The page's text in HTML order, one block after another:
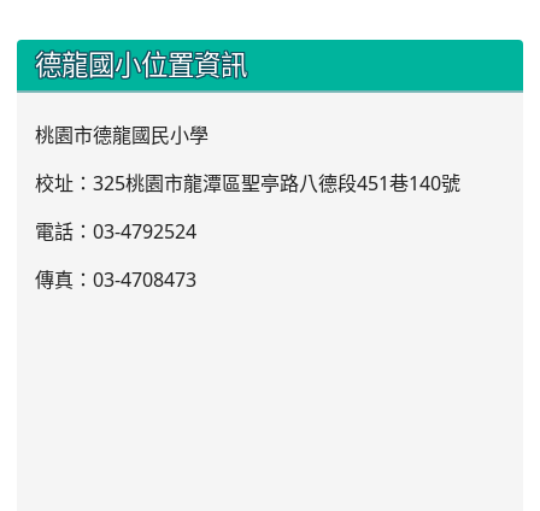
::: 德龍國小位置資訊
桃園市德龍國民小學
校址：325桃園市龍潭區聖亭路八德段451巷140號
電話：03-4792524
傳真：03-4708473